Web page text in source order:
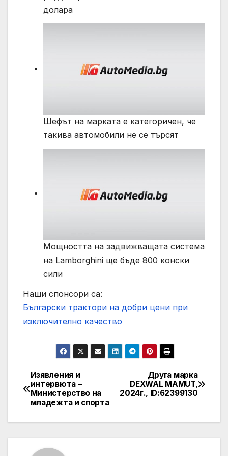
долара
Шефът на марката е категоричен, че
такива автомобили не се търсят
Мощността на задвижващата система
на Lamborghini ще бъде 800 конски
сили
Наши спонсори са:
Български трактори на добри цени при
изключително качество
Post
navigation
Друга марка
DEXWAL MAMUT,
2024г., ID:62399130
Изявления и
интервюта –
Министерство на
младежта и спорта